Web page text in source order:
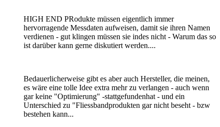
HIGH END PRodukte müssen eigentlich immer
hervorragende Messdaten aufweisen, damit sie ihren Namen
verdienen - gut klingen müssen sie indes nicht - Warum das so
ist darüber kann gerne diskutiert werden....
Bedauerlicherweise gibt es aber auch Hersteller, die meinen,
es wäre eine tolle Idee extra mehr zu verlangen - auch wenn
gar keine "Optimierung" -stattgefundenhat - und ein
Unterschied zu "Fliessbandprodukten gar nicht beseht - bzw
bestehen kann...